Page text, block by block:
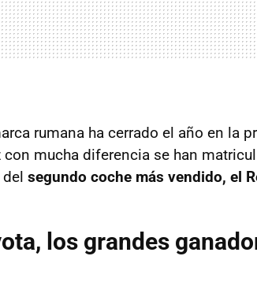
rumana ha cerrado el año en la
con mucha diferencia se han
segundo coche más vendido, el
los grandes